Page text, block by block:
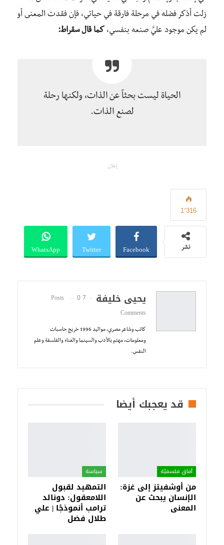
زلت أذكر فضله في مرحلة فارقة في حياتي، فإن فقدت المعنى أو
لم يكن موجود عليَّ صنعه بنفسي، كما قال سقراط:
الحياة ليست بحثاً عن الذات، ولكنها رحلة
لصنع الذات.
إعلان
1٬316
نشر Facebook
Twitter
WhatsApp
يحيى خليفة 7 Posts
0
Comments
كاتب وشاعر مصري، مواليد 1996 خريج حاسبات
ومعلومات، مهتم بالأدب والسينما والغناء والفلسفة وعلم
النفس.
قد يعجبك أيضا
آفاق فلسفيّة‎
من أوشفيتز إلى غزة:
الإنسان يبحث عن
المعنى
سياسة
التمهيد لقبول
اللامعقول: دونالد
ترامب أنموذجًا | علي
طلال فضل